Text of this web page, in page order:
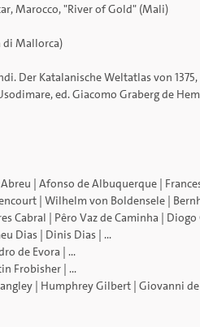
Marocco, "River of Gold" (Mali)
di Mallorca)
Der Katalanische Weltatlas von
ed. Giacomo Graberg de
| Afonso de Albuquerque |
| Wilhelm von Boldensele |
Cabral | Pêro Vaz de Caminha | Diogo
Dias | Dinis Dias | ...
de Evora | ...
Frobisher | ...
| Humphrey Gilbert | Giovanni